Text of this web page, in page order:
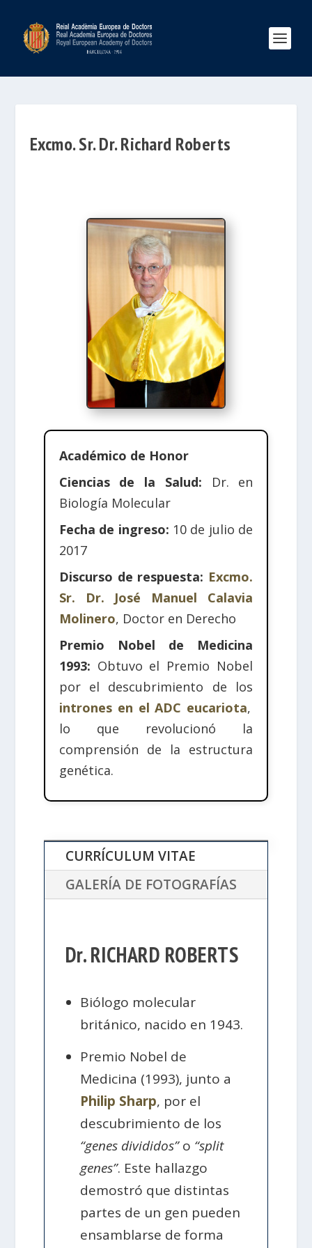
Excmo. Sr. Dr. Richard Roberts
Académico de Honor
Ciencias de la Salud: Dr. en
Biología Molecular
Fecha de ingreso: 10 de julio de
2017
Discurso de respuesta: Excmo.
Sr. Dr. José Manuel Calavia
Molinero, Doctor en Derecho
Premio Nobel de Medicina
1993: Obtuvo el Premio Nobel
por el descubrimiento de los
intrones en el ADC eucariota,
lo que revolucionó la
comprensión de la estructura
genética.
CURRÍCULUM VITAE
GALERÍA DE FOTOGRAFÍAS
Dr. RICHARD ROBERTS
Biólogo molecular
británico, nacido en 1943.
Premio Nobel de
Medicina (1993), junto a
Philip Sharp, por el
descubrimiento de los
“genes divididos”o “split
genes”. Este hallazgo
demostró que distintas
partes de un gen pueden
ensamblarse de forma